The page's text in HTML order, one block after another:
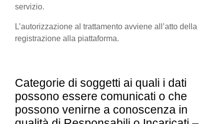
servizio.
L’autorizzazione al trattamento avviene all’atto della
registrazione alla piattaforma.
Categorie di soggetti ai quali i dati
possono essere comunicati o che
possono venirne a conoscenza in